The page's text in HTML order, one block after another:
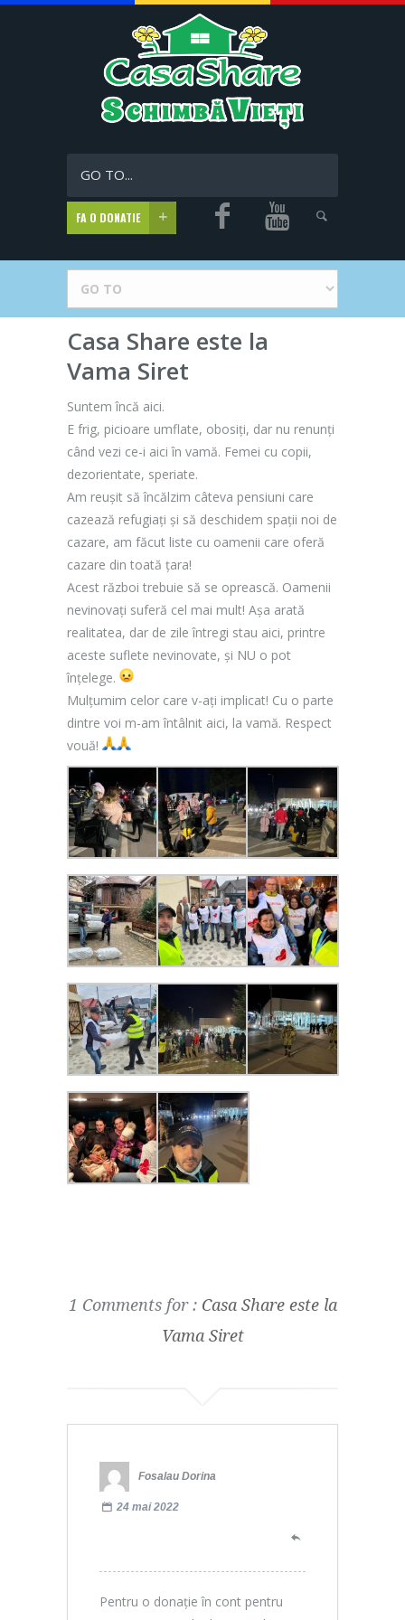
GO TO...
FA O DONATIE
Casa Share este la
Vama Siret
Suntem încă aici.
E frig, picioare umflate, obosiți, dar nu renunți
când vezi ce-i aici în vamă. Femei cu copii,
dezorientate, speriate.
Am reușit să încălzim câteva pensiuni care
cazează refugiați și să deschidem spații noi de
cazare, am făcut liste cu oamenii care oferă
cazare din toată țara!
Acest război trebuie să se oprească. Oamenii
nevinovați suferă cel mai mult! Așa arată
realitatea, dar de zile întregi stau aici, printre
aceste suflete nevinovate, și NU o pot
înțelege.
Mulțumim celor care v-ați implicat! Cu o parte
dintre voi m-am întâlnit aici, la vamă. Respect
vouă!
1 Comments for : Casa Share este la
Vama Siret
Fosalau Dorina
24 mai 2022
Pentru o donație în cont pentru